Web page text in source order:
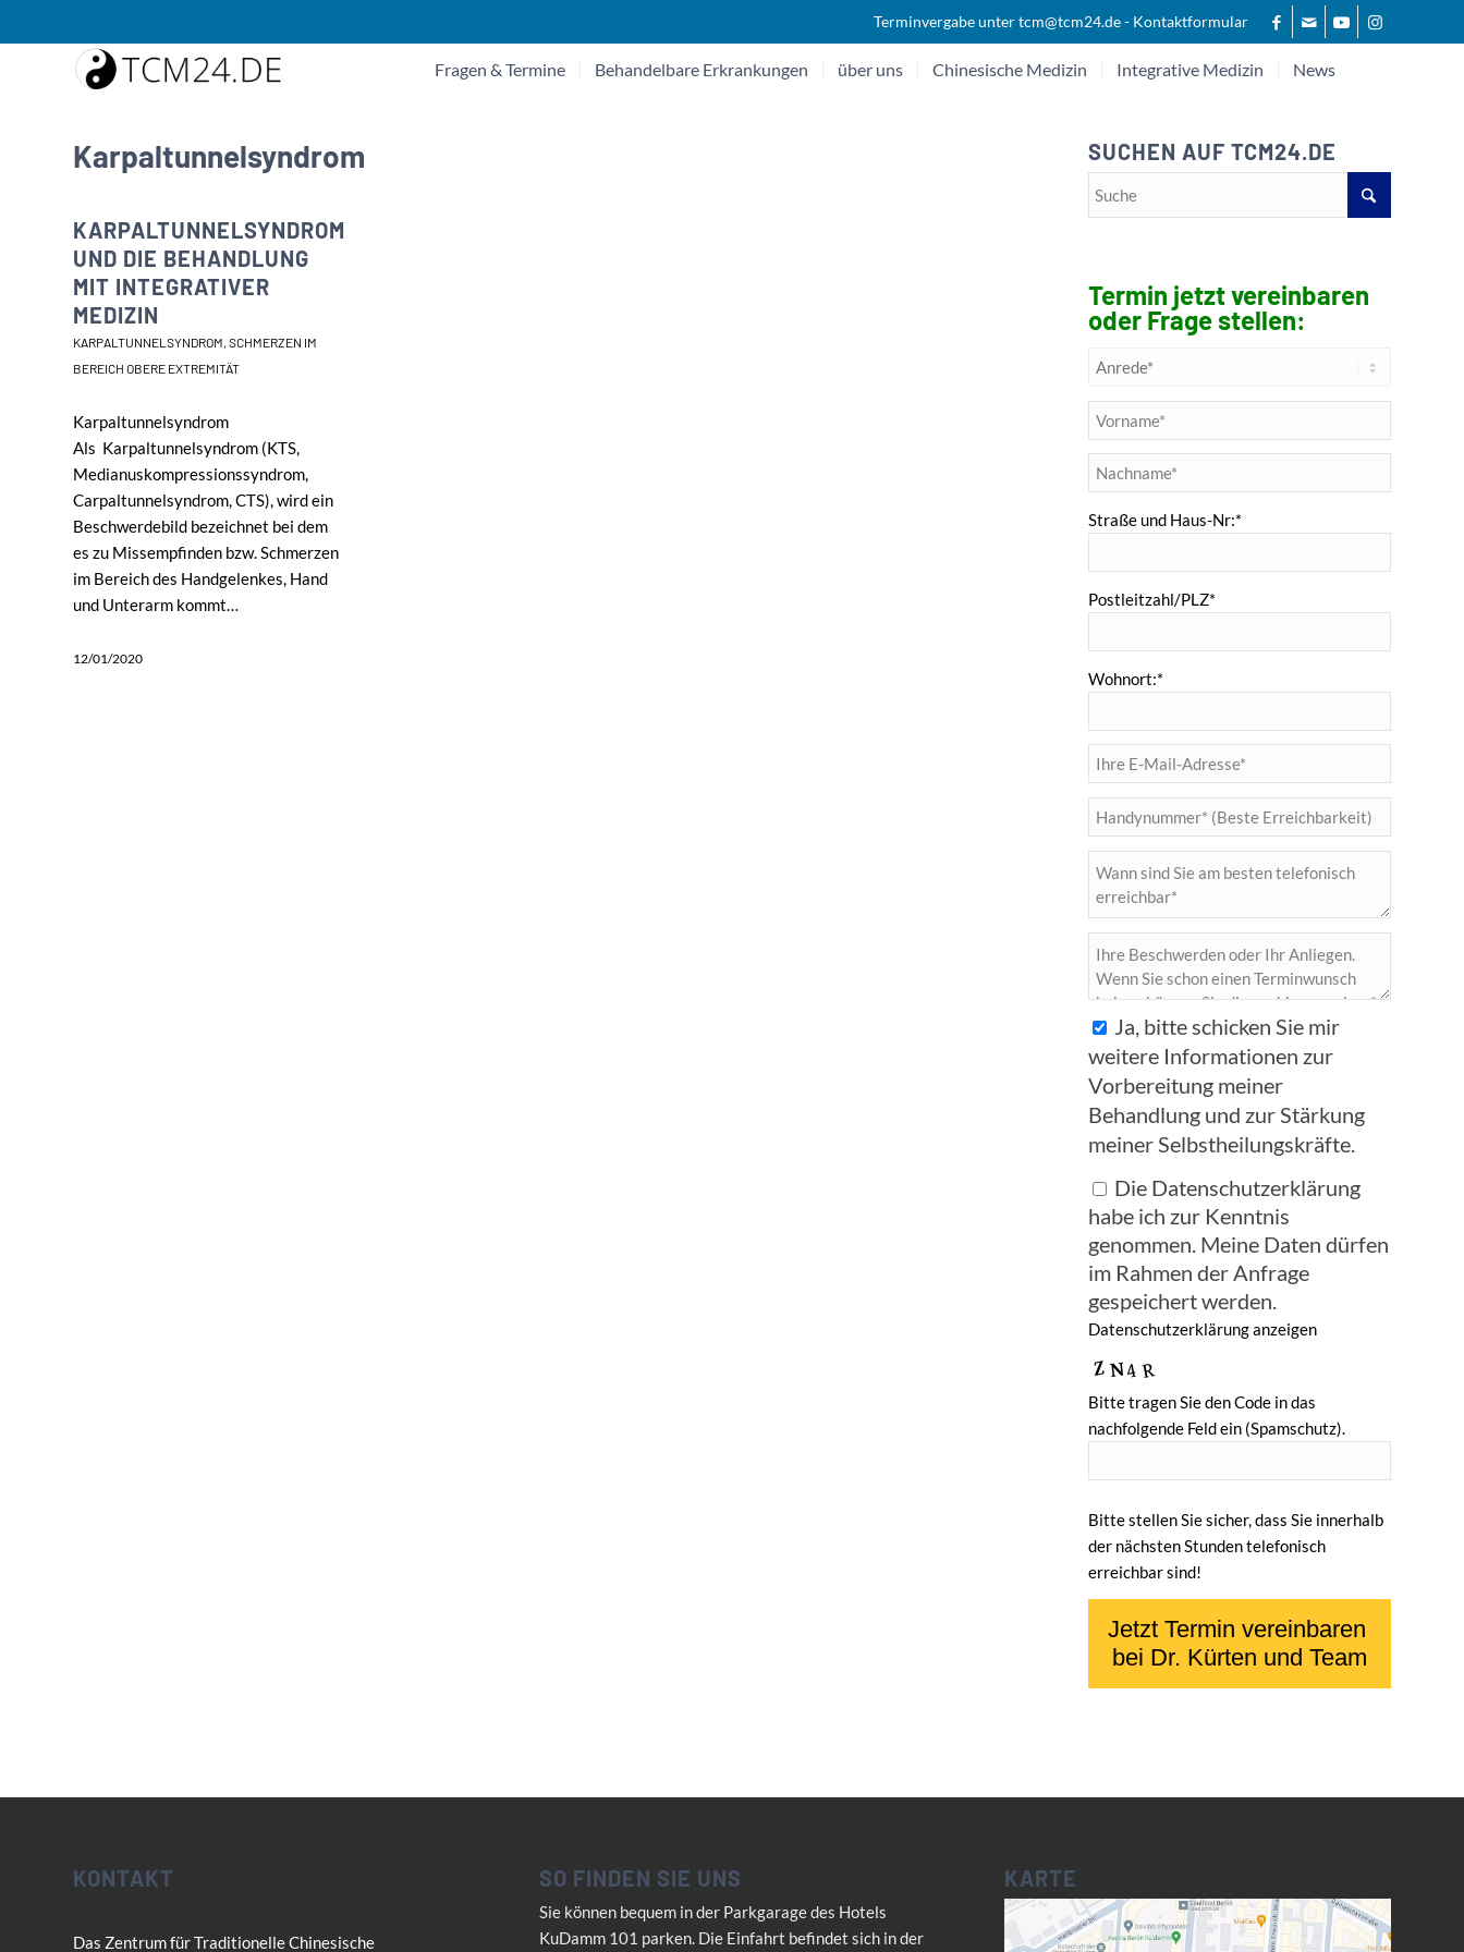
Terminvergabe untertcm@tcm24.de- Kontaktformular
Fragen & Termine Behandelbare Erkrankungen über uns Chinesische Medizin Integrative Medizin News
Karpaltunnelsyndrom
KARPALTUNNELSYNDROM
UND DIE BEHANDLUNG
MIT INTEGRATIVER
MEDIZIN
KARPALTUNNELSYNDROM, SCHMERZEN IM
BEREICH OBERE EXTREMITÄT
Karpaltunnelsyndrom
Als Karpaltunnelsyndrom (KTS,
Medianuskompressionssyndrom,
Carpaltunnelsyndrom, CTS), wird ein
Beschwerdebild bezeichnet bei dem
es zu Missempfinden bzw. Schmerzen
im Bereich des Handgelenkes, Hand
und Unterarm kommt…
12/01/2020
SUCHEN AUF TCM24.DE
Termin jetzt vereinbaren
oder Frage stellen:
Straße und Haus-Nr:*
Postleitzahl/PLZ*
Wohnort:*
Ja, bitte schicken Sie mir
weitere Informationen zur
Vorbereitung meiner
Behandlung und zur Stärkung
meiner Selbstheilungskräfte.
Die Datenschutzerklärung
habe ich zur Kenntnis
genommen. Meine Daten dürfen
im Rahmen der Anfrage
gespeichert werden.
Datenschutzerklärung anzeigen
Bitte tragen Sie den Code in das
nachfolgende Feld ein (Spamschutz).
Bitte stellen Sie sicher, dass Sie innerhalb
der nächsten Stunden telefonisch
erreichbar sind!
KONTAKT
Das Zentrum für Traditionelle Chinesische
SO FINDEN SIE UNS
Sie können bequem in der Parkgarage des Hotels
KuDamm 101 parken. Die Einfahrt befindet sich in der
KARTE